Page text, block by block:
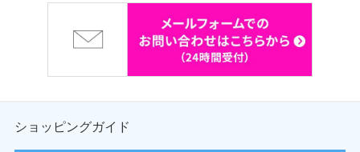
ショッピングガイド